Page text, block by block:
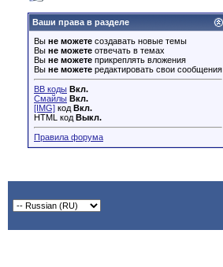
Ваши права в разделе
Вы не можете создавать новые темы
Вы не можете отвечать в темах
Вы не можете прикреплять вложения
Вы не можете редактировать свои сообщения
BB коды Вкл.
Смайлы Вкл.
[IMG] код Вкл.
HTML код Выкл.
Правила форума